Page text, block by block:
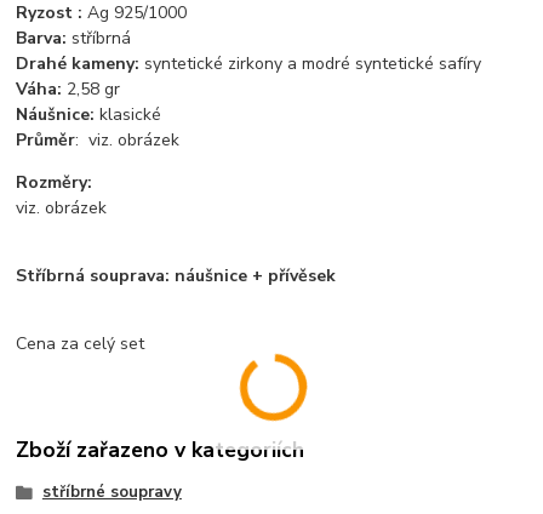
Ryzost :Ag 925/1000
Barva: stříbrná
Drahé kameny: syntetické zirkony a modré syntetické safíry
Váha: 2,58 gr
Náušnice: klasické
Průměr: viz. obrázek
Rozměry:
viz. obrázek
Stříbrná souprava: náušnice + přívěsek
Cena za celý set
Zboží zařazeno v kategoriích
stříbrné soupravy